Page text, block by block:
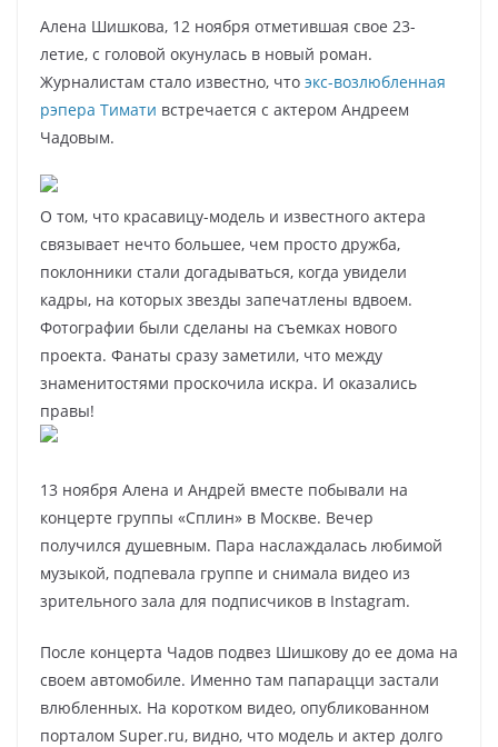
Алена Шишкова, 12 ноября отметившая свое 23-
летие, с головой окунулась в новый роман.
Журналистам стало известно, что экс-возлюбленная
рэпера Тимати встречается с актером Андреем
Чадовым.
О том, что красавицу-модель и известного актера
связывает нечто большее, чем просто дружба,
поклонники стали догадываться, когда увидели
кадры, на которых звезды запечатлены вдвоем.
Фотографии были сделаны на съемках нового
проекта. Фанаты сразу заметили, что между
знаменитостями проскочила искра. И оказались
правы!
13 ноября Алена и Андрей вместе побывали на
концерте группы «Сплин» в Москве. Вечер
получился душевным. Пара наслаждалась любимой
музыкой, подпевала группе и снимала видео из
зрительного зала для подписчиков в Instagram.
После концерта Чадов подвез Шишкову до ее дома на
своем автомобиле. Именно там папарацци застали
влюбленных. На коротком видео, опубликованном
порталом Super.ru, видно, что модель и актер долго